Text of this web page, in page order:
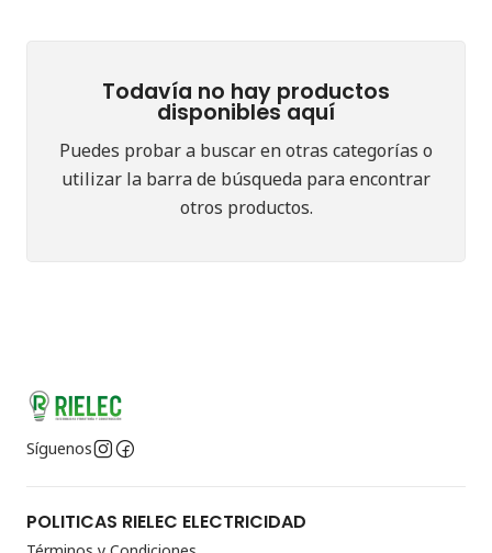
Todavía no hay productos
disponibles aquí
Puedes probar a buscar en otras categorías o
utilizar la barra de búsqueda para encontrar
otros productos.
Síguenos
POLITICAS RIELEC ELECTRICIDAD